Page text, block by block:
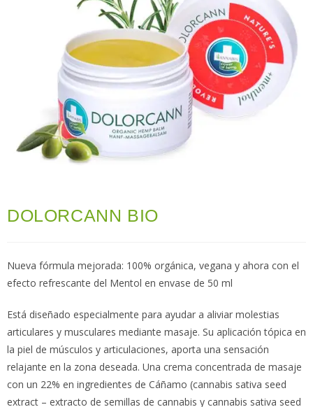
DOLORCANN BIO
Nueva fórmula mejorada: 100% orgánica, vegana y ahora con el
efecto refrescante del Mentol en envase de 50 ml
Está diseñado especialmente para ayudar a aliviar molestias
articulares y musculares mediante masaje. Su aplicación tópica en
la piel de músculos y articulaciones, aporta una sensación
relajante en la zona deseada. Una crema concentrada de masaje
con un 22% en ingredientes de Cáñamo (cannabis sativa seed
extract – extracto de semillas de cannabis y cannabis sativa seed